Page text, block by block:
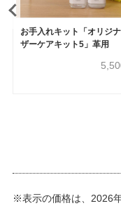
お手入れキット「オリジ
ザーケアキット5」革用
※表示の価格は、2026